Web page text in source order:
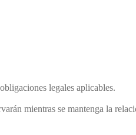
legales aplicables.
mientras se mantenga la